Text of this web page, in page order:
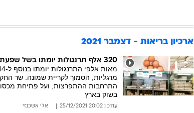
ארכיון בריאות - דצמבר 2021
320 אלף תרנגולות יומתו בשל שפעת העופות, חשש ממחסור בביצים
מרגליות, הסמוך לקריית שמונה. שר
התרחבות ההתפרצות, ועל פתיחת
בשוק בארץ
עודכן: 20:02 25/12/2021 אלי אשכנזי